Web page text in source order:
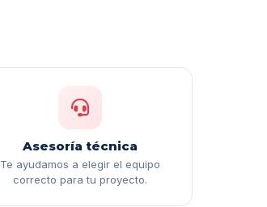
Asesoría técnica
Te ayudamos a elegir el equipo
correcto para tu proyecto.